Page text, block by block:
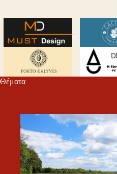
Θέματα